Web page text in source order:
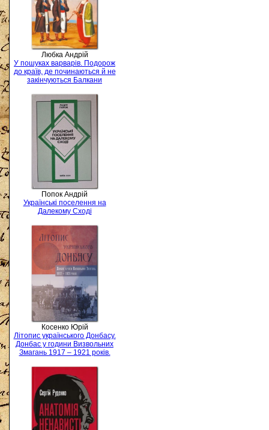
Любка Андрій
У пошуках варварів. Подорож
до країв, де починаються й не
закінчуються Балкани
Попок Андрій
Українські поселення на
Далекому Сході
Косенко Юрій
Літопис українського Донбасу.
Донбас у години Визвольних
Змагань 1917 – 1921 років.